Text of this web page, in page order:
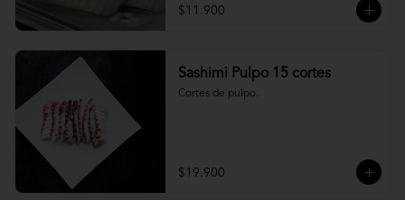
$11.900
Sashimi Pulpo 15 cortes
Cortes de pulpo.
$19.900